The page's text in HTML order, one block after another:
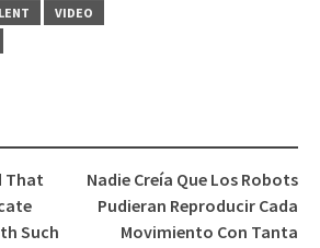
VIDEO
That
Such
Nadie Creía Que Los Robots
Pudieran Reproducir Cada
Movimiento Con Tanta